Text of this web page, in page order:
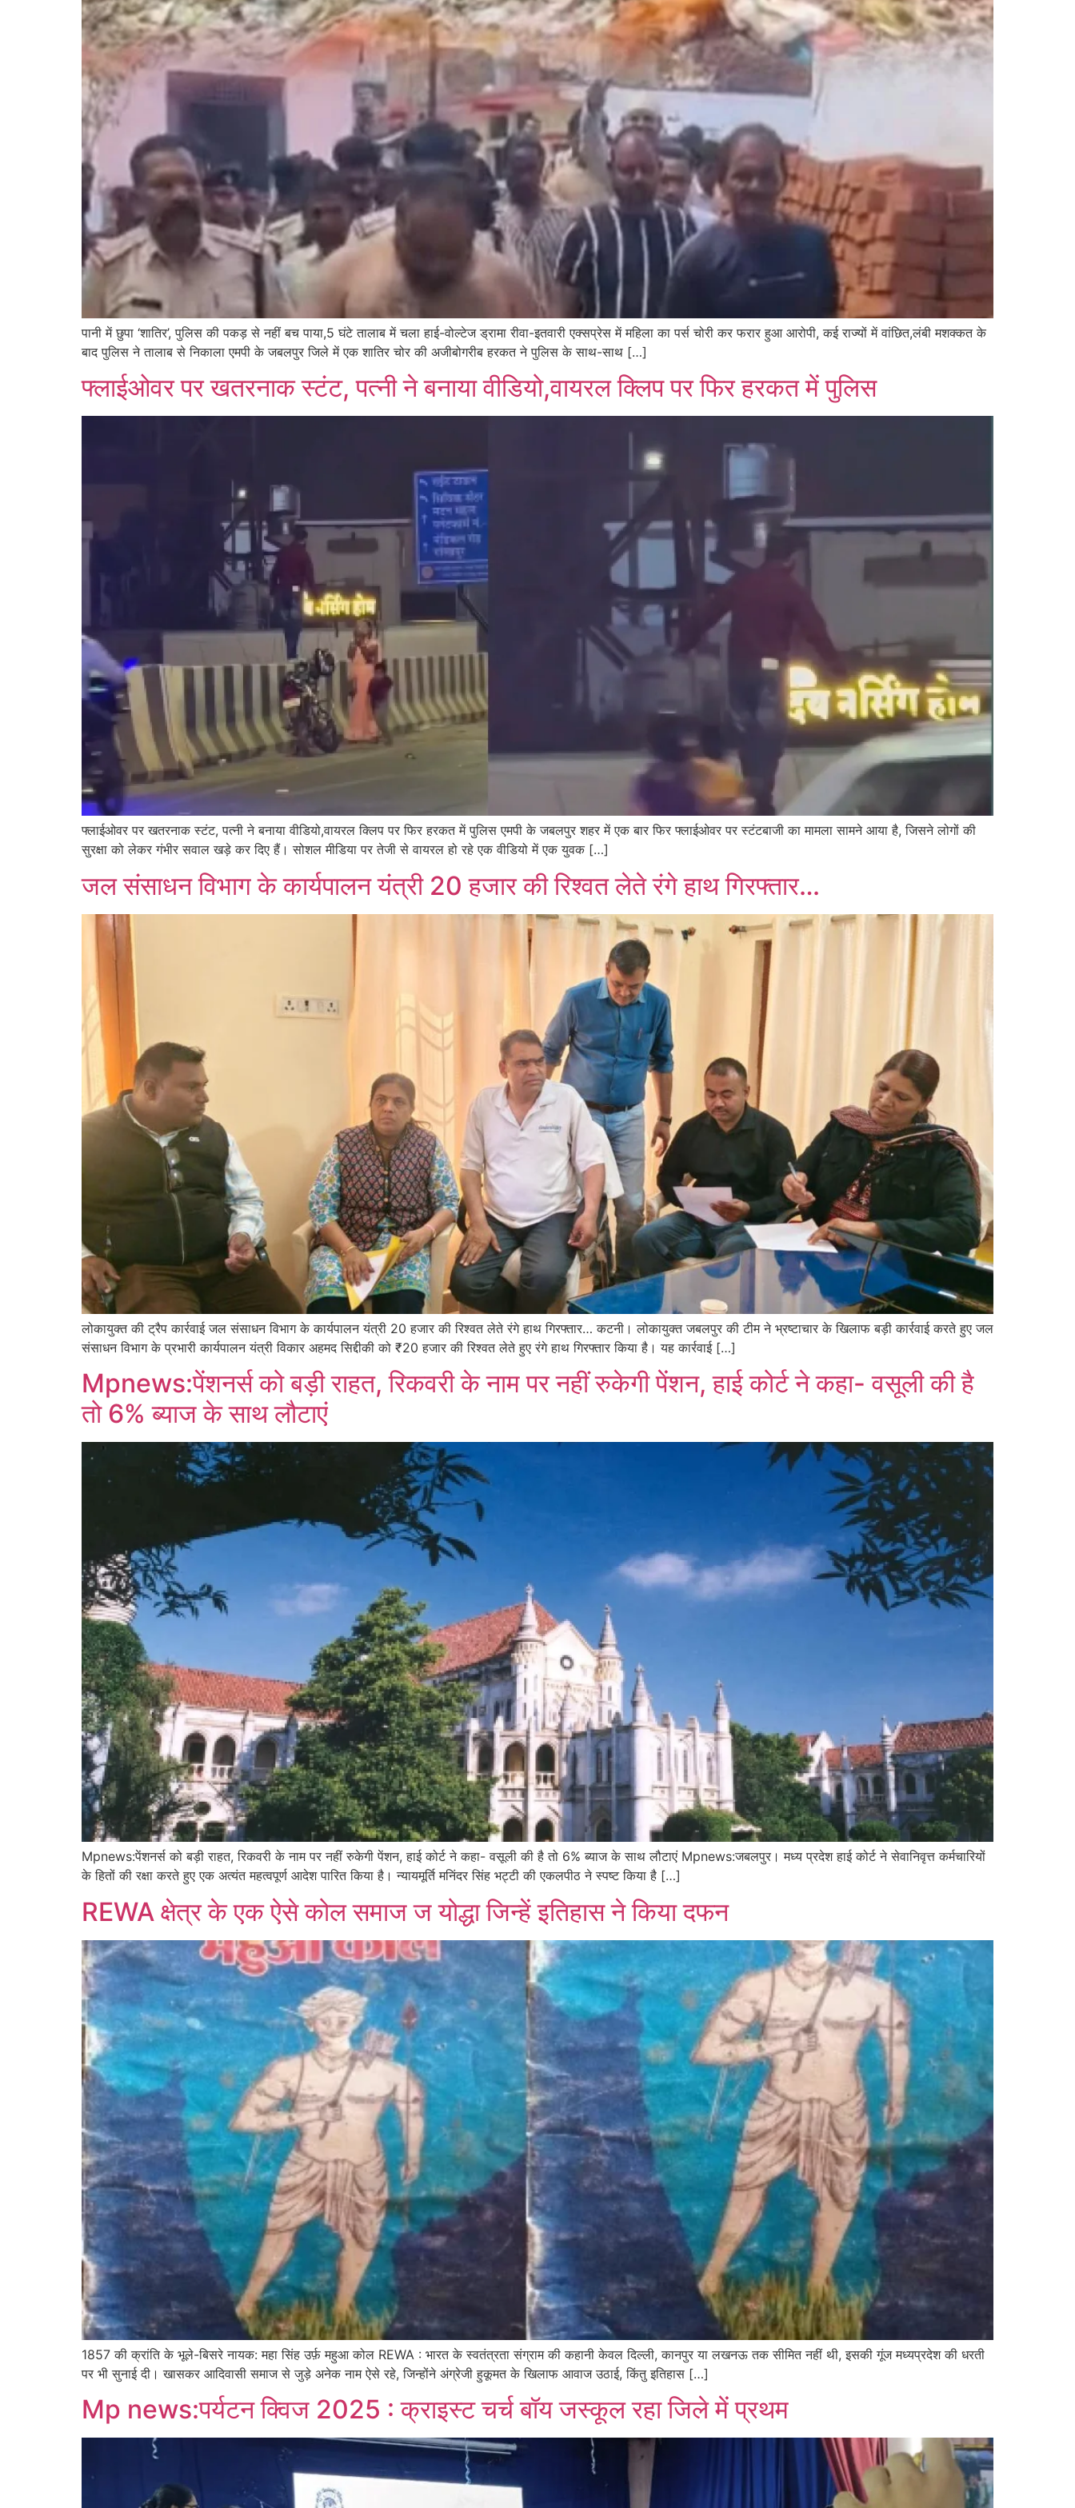
पानी में छुपा ‘शातिर’, पुलिस की पकड़ से नहीं बच पाया,5 घंटे तालाब में चला हाई-वोल्टेज ड्रामा रीवा-इतवारी एक्सप्रेस में महिला का पर्स चोरी कर फरार हुआ आरोपी, कई राज्यों में वांछित,लंबी मशक्कत के
बाद पुलिस ने तालाब से निकाला एमपी के जबलपुर जिले में एक शातिर चोर की अजीबोगरीब हरकत ने पुलिस के साथ-साथ […]
फ्लाईओवर पर खतरनाक स्टंट, पत्नी ने बनाया वीडियो,वायरल क्लिप पर फिर हरकत में पुलिस
फ्लाईओवर पर खतरनाक स्टंट, पत्नी ने बनाया वीडियो,वायरल क्लिप पर फिर हरकत में पुलिस एमपी के जबलपुर शहर में एक बार फिर फ्लाईओवर पर स्टंटबाजी का मामला सामने आया है, जिसने लोगों की
सुरक्षा को लेकर गंभीर सवाल खड़े कर दिए हैं। सोशल मीडिया पर तेजी से वायरल हो रहे एक वीडियो में एक युवक […]
जल संसाधन विभाग के कार्यपालन यंत्री 20 हजार की रिश्वत लेते रंगे हाथ गिरफ्तार…
लोकायुक्त की ट्रैप कार्रवाई जल संसाधन विभाग के कार्यपालन यंत्री 20 हजार की रिश्वत लेते रंगे हाथ गिरफ्तार… कटनी। लोकायुक्त जबलपुर की टीम ने भ्रष्टाचार के खिलाफ बड़ी कार्रवाई करते हुए जल
संसाधन विभाग के प्रभारी कार्यपालन यंत्री विकार अहमद सिद्दीकी को ₹20 हजार की रिश्वत लेते हुए रंगे हाथ गिरफ्तार किया है। यह कार्रवाई […]
Mpnews:पेंशनर्स को बड़ी राहत, रिकवरी के नाम पर नहीं रुकेगी पेंशन, हाई कोर्ट ने कहा- वसूली की है
तो 6% ब्याज के साथ लौटाएं
Mpnews:पेंशनर्स को बड़ी राहत, रिकवरी के नाम पर नहीं रुकेगी पेंशन, हाई कोर्ट ने कहा- वसूली की है तो 6% ब्याज के साथ लौटाएं Mpnews:जबलपुर। मध्य प्रदेश हाई कोर्ट ने सेवानिवृत्त कर्मचारियों
के हितों की रक्षा करते हुए एक अत्यंत महत्वपूर्ण आदेश पारित किया है। न्यायमूर्ति मनिंदर सिंह भट्टी की एकलपीठ ने स्पष्ट किया है […]
REWA क्षेत्र के एक ऐसे कोल समाज ज योद्धा जिन्हें इतिहास ने किया दफन
1857 की क्रांति के भूले-बिसरे नायक: महा सिंह उर्फ़ महुआ कोल REWA : भारत के स्वतंत्रता संग्राम की कहानी केवल दिल्ली, कानपुर या लखनऊ तक सीमित नहीं थी, इसकी गूंज मध्यप्रदेश की धरती
पर भी सुनाई दी। खासकर आदिवासी समाज से जुड़े अनेक नाम ऐसे रहे, जिन्होंने अंग्रेजी हुकूमत के खिलाफ आवाज उठाई, किंतु इतिहास […]
Mp news:पर्यटन क्विज 2025 : क्राइस्ट चर्च बॉय जस्कूल रहा जिले में प्रथम